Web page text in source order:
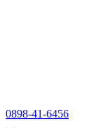
0898-41-6456